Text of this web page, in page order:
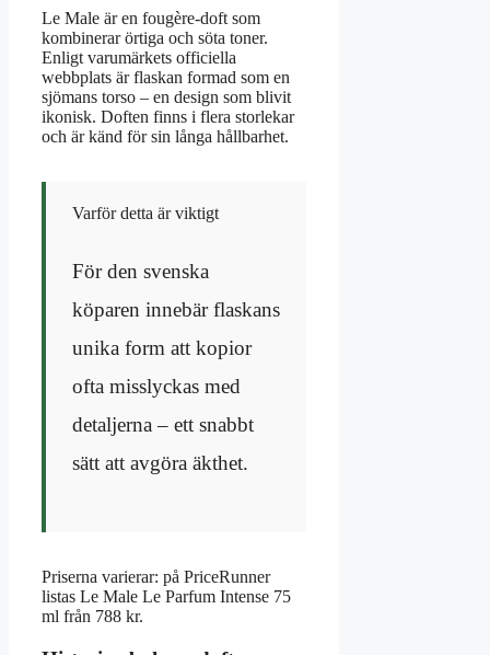
Le Male är en fougère-doft som
kombinerar örtiga och söta toner.
Enligt varumärkets officiella
webbplats är flaskan formad som en
sjömans torso – en design som blivit
ikonisk. Doften finns i flera storlekar
och är känd för sin långa hållbarhet.
Varför detta är viktigt
För den svenska
köparen innebär flaskans
unika form att kopior
ofta misslyckas med
detaljerna – ett snabbt
sätt att avgöra äkthet.
Priserna varierar: på PriceRunner
listas Le Male Le Parfum Intense 75
ml från 788 kr.